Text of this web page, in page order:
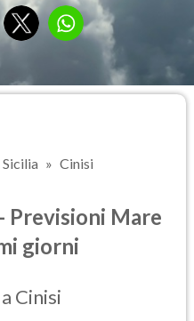
Sicilia Cinisi
Previsioni Mare
giorni
Cinisi